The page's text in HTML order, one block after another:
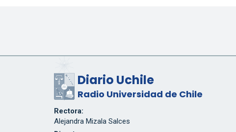
Diario Uchile
Radio Universidad de Chile
Rectora:
Alejandra Mizala Salces